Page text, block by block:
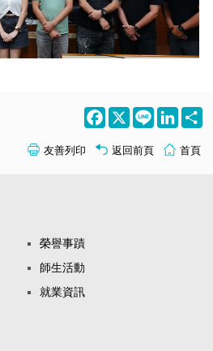
Facebook
X Line
友善列印 返回前頁 首頁
榮譽事蹟
師生活動
就業資訊